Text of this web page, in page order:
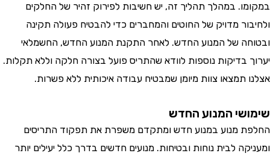
במהלך תהליך זה, יש חשיבות לפירוק זהיר של החלקים
מדויק של החוטים והמחברים כדי להבטיח פעולה תקינה
של המנוע החדש. לאחר התקנת המנוע החדש, החשמלאי
בדיקות נוספות לוודא שהתריס פועל בצורה חלקה וללא תקלות.
תמצאו צוות מיומן שמבטיח עבודה איכותית ללא פשרות.
המנוע החדש
מנוע במנוע חדש ומתקדם משפרת את תפקוד התריסים
לבית נוחות ובטיחות. מנועים חדשים בדרך כלל יעילים יותר